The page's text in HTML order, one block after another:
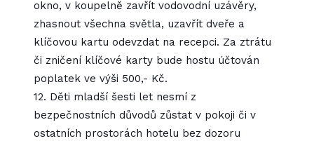
okno, v koupelně zavřít vodovodní uzávěry,
zhasnout všechna světla, uzavřít dveře a
klíčovou kartu odevzdat na recepci. Za ztrátu
či zničení klíčové karty bude hostu účtován
poplatek ve výši 500,- Kč.
12. Děti mladší šesti let nesmí z
bezpečnostních důvodů zůstat v pokoji či v
ostatních prostorách hotelu bez dozoru